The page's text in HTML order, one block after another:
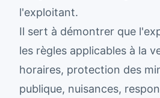
l'exploitant.
Il sert à démontrer que
les règles applicables à la
horaires, protection des
publique, nuisances,